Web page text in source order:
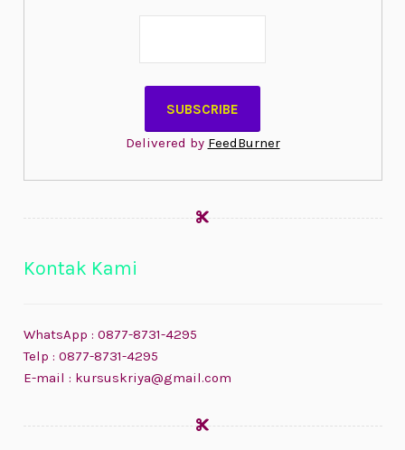
Delivered by FeedBurner
Kontak Kami
WhatsApp : 0877-8731-4295
Telp : 0877-8731-4295
E-mail : kursuskriya@gmail.com